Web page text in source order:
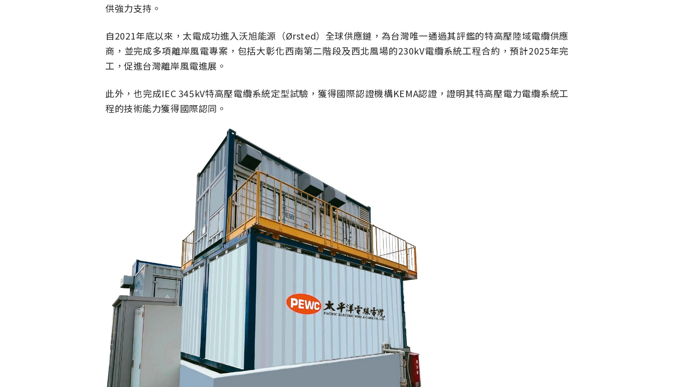
供強力支持。
自2021年底以來，太電成功進入沃旭能源（Ørsted）全球供應鏈，為台灣唯一通過其評鑑的特高壓陸域電纜供應
商，並完成多項離岸風電專案，包括大彰化西南第二階段及西北風場的230kV電纜系統工程合約，預計2025年完
工，促進台灣離岸風電進展。
此外，也完成IEC 345kV特高壓電纜系統定型試驗，獲得國際認證機構KEMA認證，證明其特高壓電力電纜系統工
程的技術能力獲得國際認同。